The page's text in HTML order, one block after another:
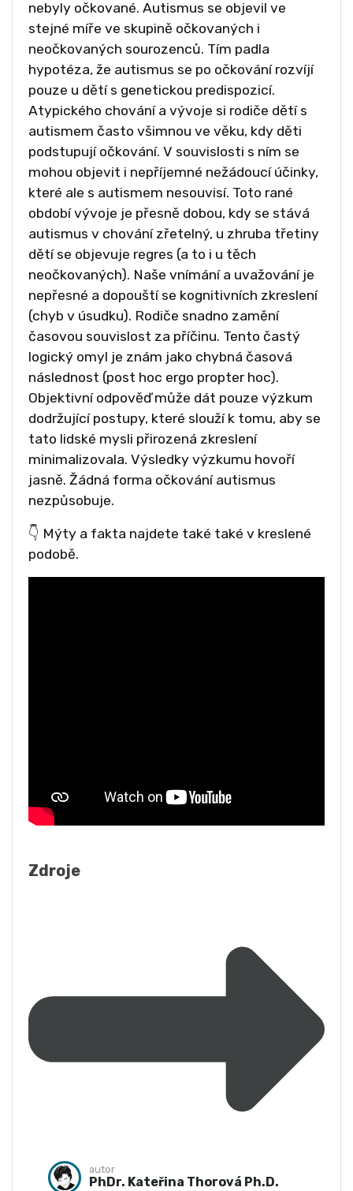
nebyly očkované. Autismus se objevil ve
stejné míře ve skupině očkovaných i
neočkovaných sourozenců. Tím padla
hypotéza, že autismus se po očkování rozvíjí
pouze u dětí s genetickou predispozicí.
Atypického chování a vývoje si rodiče dětí s
autismem často všimnou ve věku, kdy děti
podstupují očkování. V souvislosti s ním se
mohou objevit i nepříjemné nežádoucí účinky,
které ale s autismem nesouvisí. Toto rané
období vývoje je přesně dobou, kdy se stává
autismus v chování zřetelný, u zhruba třetiny
dětí se objevuje regres (a to i u těch
neočkovaných). Naše vnímání a uvažování je
nepřesné a dopouští se kognitivních zkreslení
(chyb v úsudku). Rodiče snadno zamění
časovou souvislost za příčinu. Tento častý
logický omyl je znám jako chybná časová
následnost (post hoc ergo propter hoc).
Objektivní odpověď může dát pouze výzkum
dodržující postupy, které slouží k tomu, aby se
tato lidské mysli přirozená zkreslení
minimalizovala. Výsledky výzkumu hovoří
jasně. Žádná forma očkování autismus
nezpůsobuje.
👇 Mýty a fakta najdete také také v kreslené
podobě.
Zdroje
autor
PhDr. Kateřina Thorová Ph.D.